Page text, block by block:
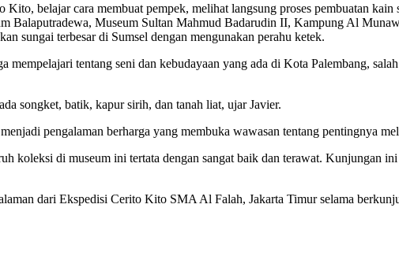
belajar cara membuat pempek, melihat langsung proses pembuatan
Balaputradewa, Museum Sultan Mahmud Badarudin II, Kampung Al
sungai terbesar di Sumsel dengan mengunakan perahu ketek.
mempelajari tentang seni dan kebudayaan yang ada di Kota Palembang,
songket, batik, kapur sirih, dan tanah liat, ujar Javier.
pengalaman berharga yang membuka wawasan tentang pentingnya
koleksi di museum ini tertata dengan sangat baik dan terawat. Kunjungan
dari Ekspedisi Cerito Kito SMA Al Falah, Jakarta Timur selama